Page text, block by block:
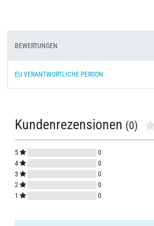
BEWERTUNGEN
EU VERANTWORTLICHE PERSON
Kundenrezensionen (0)
5
0
4
0
3
0
2
0
1
0